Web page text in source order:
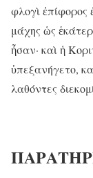
φλογὶ ἐπίφορος
μάχης ὡς
ἦσαν· καὶ ἡ
ὑπεξανήγετο,
λαθόντες